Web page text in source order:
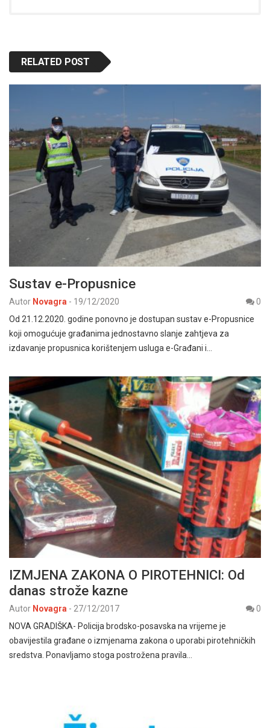
RELATED POST
Sustav e-Propusnice
Autor Novagra - 19/12/2020
0
Od 21.12.2020. godine ponovno je dostupan sustav e-Propusnice
koji omogućuje građanima jednostavno slanje zahtjeva za
izdavanje propusnica korištenjem usluga e-Građani i…
IZMJENA ZAKONA O PIROTEHNICI: Od
danas strože kazne
Autor Novagra - 27/12/2017
0
NOVA GRADIŠKA- Policija brodsko-posavska na vrijeme je
obavijestila građane o izmjenama zakona o uporabi pirotehničkih
sredstva. Ponavljamo stoga postrožena pravila…